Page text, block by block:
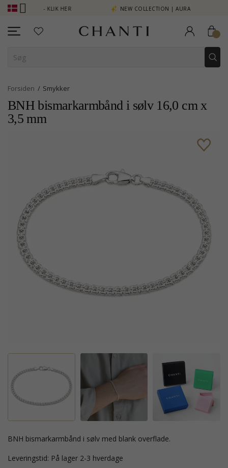
MERE - KLIK HER NEW COLLECTION | AURA
Forsiden Smykker
BNH bismarkarmbånd i sølv 16,0 cm x
3,5 mm
BNH bismarkarmbånd i sølv med blank overflade.
Leveringstid: På lager 2-3 hverdage